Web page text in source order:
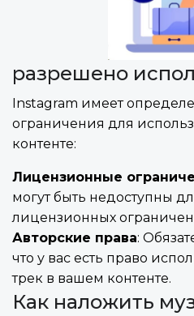
разрешено
Instagram имеет
ограничения для
контенте:
Лицензионные
могут быть недоступны
лицензионных
Авторские права:
что у вас есть право
трек в вашем контенте.
Как наложить